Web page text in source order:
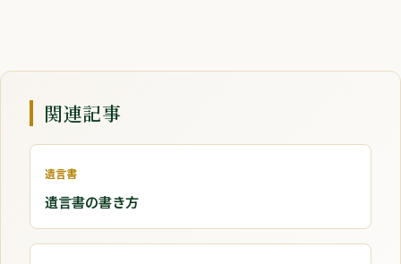
関連記事
遺言書
遺言書の書き方